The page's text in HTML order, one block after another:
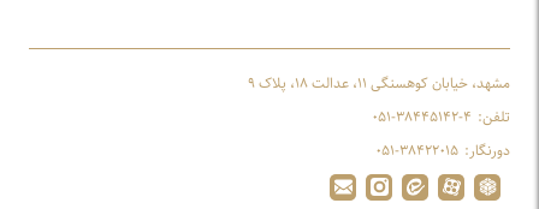
مشهد، خیابان کوهسنگی ۱۱، عدالت ۱۸، پلاک ۹
تلفن: ۰۵۱-۳۸۴۴۵۱۴۲-۴
دورنگار: ۰۵۱-۳۸۴۲۲۰۱۵